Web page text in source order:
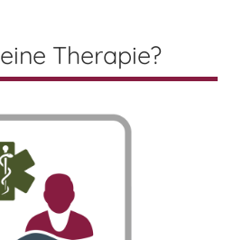
Therapie?